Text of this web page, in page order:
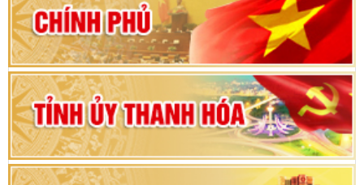
80 năm Quốc hội Việt Nam: vì lợi ích Nhân dân,
vì sự phát triển của đất nước
Bộ Chính trị duyệt nội dung Đại hội đại biểu
Đảng bộ tỉnh Thanh Hóa lần thứ XX, nhiệm kỳ
2025 - 2030
Đại hội đại biểu Đảng bộ xã Yên Thọ lần thứ I,
nhiệm kỳ 2025 – 2030